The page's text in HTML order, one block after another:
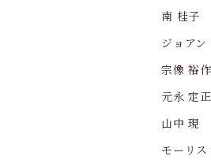
南 桂子
ジョアン
宗像 裕作
元永 定正
山中 現
モーリス